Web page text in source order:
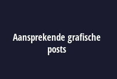
Aansprekende grafische
posts